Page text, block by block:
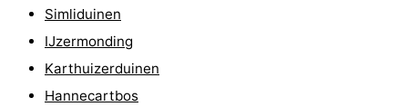
Surfen
Equitation
Boire
Événements
Simliduinen
IJzermonding
Karthuizerduinen
Hannecartbos